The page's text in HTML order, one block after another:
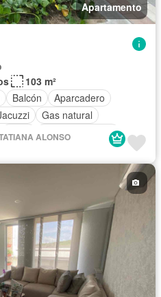
Apartamento
103 m²
Balcón
Aparcadero
Gas natural
Agua
Tanque de agua
Jardín
Ascensor
Piscina
ALONSO